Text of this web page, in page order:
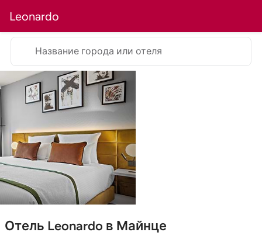
Leonardo
Отель Leonardo в Майнце
Название города или отеля